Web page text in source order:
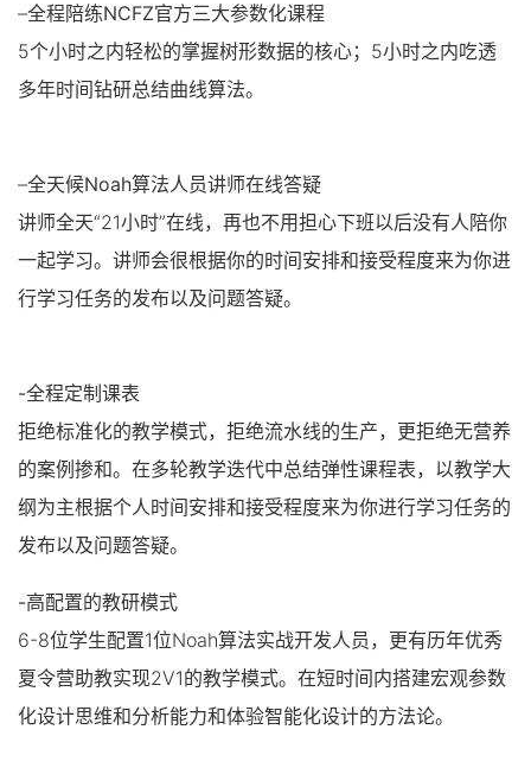
–全程陪练NCFZ官方三大参数化课程
5个小时之内轻松的掌握树形数据的核心；5小时之内吃透
多年时间钻研总结曲线算法。
–全天候Noah算法人员讲师在线答疑
讲师全天“21小时”在线，再也不用担心下班以后没有人陪你
一起学习。讲师会很根据你的时间安排和接受程度来为你进
行学习任务的发布以及问题答疑。
-全程定制课表
拒绝标准化的教学模式，拒绝流水线的生产，更拒绝无营养
的案例掺和。在多轮教学迭代中总结弹性课程表，以教学大
纲为主根据个人时间安排和接受程度来为你进行学习任务的
发布以及问题答疑。
-高配置的教研模式
6-8位学生配置1位Noah算法实战开发人员，更有历年优秀
夏令营助教实现2V1的教学模式。在短时间内搭建宏观参数
化设计思维和分析能力和体验智能化设计的方法论。